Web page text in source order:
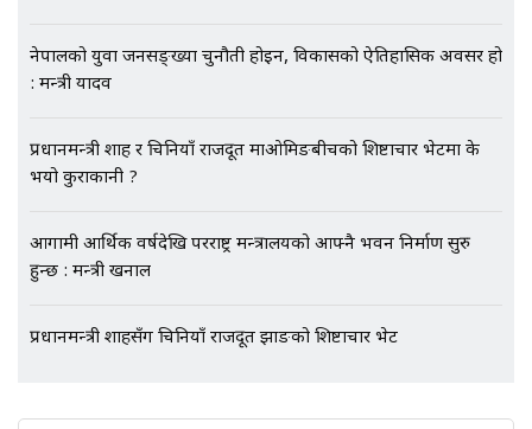
SIDHAKURA |
नेपालको युवा जनसङ्ख्या चुनौती होइन, विकासको ऐतिहासिक अवसर हो
: मन्त्री यादव
प्रधानमन्त्री शाह र चिनियाँ राजदूत माओमिङबीचको शिष्टाचार भेटमा के
भयो कुराकानी ?
आगामी आर्थिक वर्षदेखि परराष्ट्र मन्त्रालयको आफ्नै भवन निर्माण सुरु
हुन्छ : मन्त्री खनाल
प्रधानमन्त्री शाहसँग चिनियाँ राजदूत झाङको शिष्टाचार भेट